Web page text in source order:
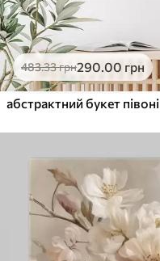
483.33грн290.00 грн